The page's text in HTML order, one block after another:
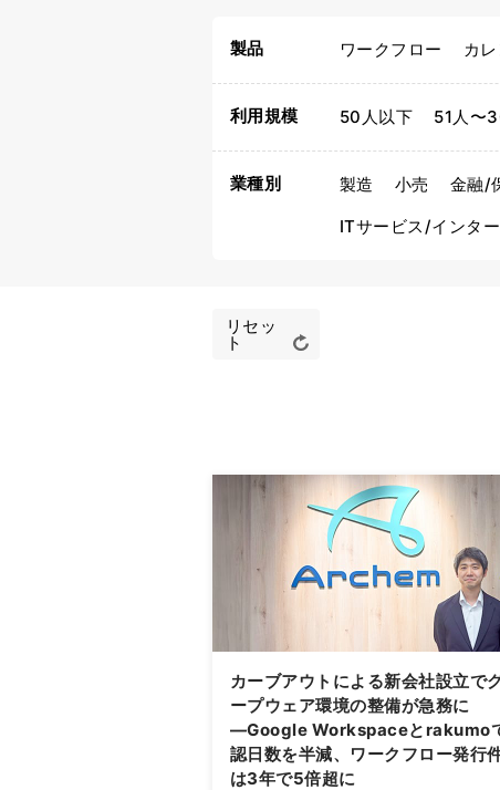
製品 ワークフロー カ
利用規模 50人以下 51人〜
業種別 製造 小売 金融/
ITサービス/インタ
リセッ
ト
カーブアウトによる新会社設立で
ープウェア環境の整備が急務に
―Google Workspaceとrakumo
認日数を半減、ワークフロー発行
は3年で5倍超に